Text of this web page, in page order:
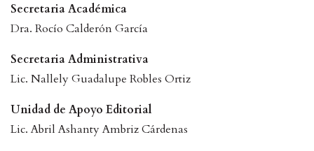
Secretaria Académica
Dra. Rocío Calderón García
Secretaria Administrativa
Lic. Nallely Guadalupe Robles Ortiz
Unidad de Apoyo Editorial
Lic. Abril Ashanty Ambriz Cárdenas